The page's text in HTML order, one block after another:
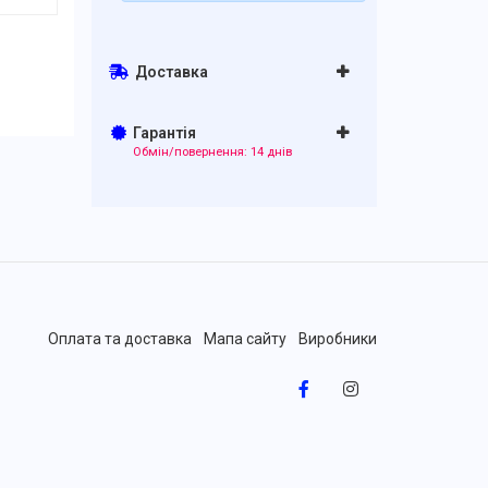
Доставка
Гарантія
Обмін/повернення: 14 днів
Оплата та доставка Мапа сайту Виробники